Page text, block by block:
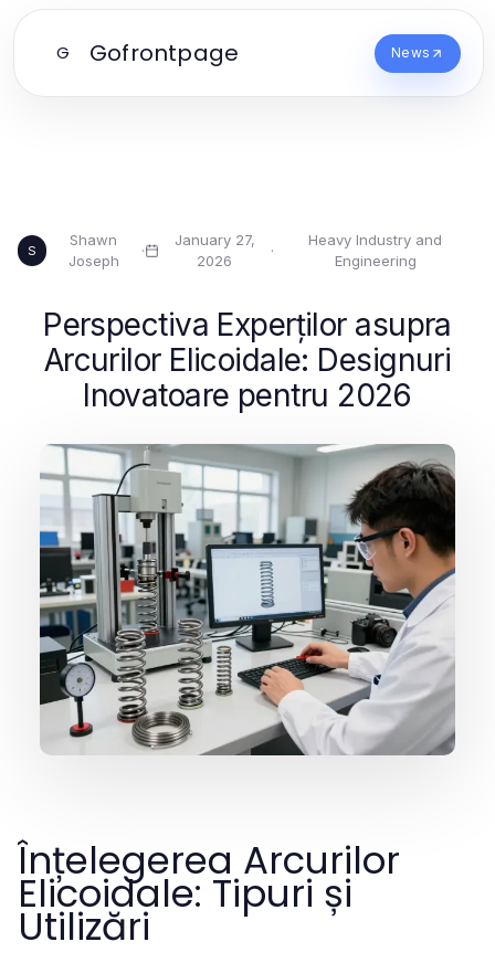
G Gofrontpage News
S
Shawn
Joseph
·
January 27,
2026
·
Heavy Industry and
Engineering
Perspectiva Experților asupra
Arcurilor Elicoidale: Designuri
Inovatoare pentru 2026
Înțelegerea Arcurilor
Elicoidale: Tipuri și
Utilizări